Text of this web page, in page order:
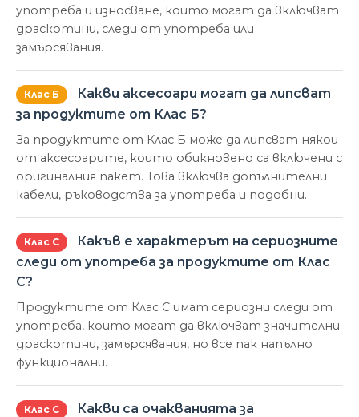
употреба и износване, които могат да включват
драскотини, следи от употреба или
замърсявания.
Клас Б
Какви аксесоари могат да липсват
за продуктите от Клас Б?
За продуктите от Клас Б може да липсват някои
от аксесоарите, които обикновено са включени с
оригиналния пакет. Това включва допълнителни
кабели, ръководства за употреба и подобни.
Клас С
Какъв е характерът на сериозните
следи от употреба за продуктите от Клас
С?
Продуктите от Клас С имат сериозни следи от
употреба, които могат да включват значителни
драскотини, замърсявания, но все пак напълно
функционални.
Клас С
Какви са очакванията за